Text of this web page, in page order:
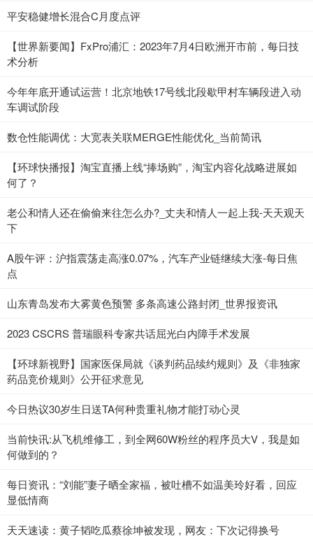
平安稳健增长混合C月度点评
【世界新要闻】FxPro浦汇：2023年7月4日欧洲开市前，每日技
术分析
今年年底开通试运营！北京地铁17号线北段歇甲村车辆段进入动
车调试阶段
数仓性能调优：大宽表关联MERGE性能优化_当前简讯
【环球快播报】淘宝直播上线“捧场购”，淘宝内容化战略进展如
何了？
老公和情人还在偷偷来往怎么办?_丈夫和情人一起上我-天天观天
下
A股午评：沪指震荡走高涨0.07%，汽车产业链继续大涨-每日焦
点
山东青岛发布大雾黄色预警 多条高速公路封闭_世界报资讯
2023 CSCRS 普瑞眼科专家共话屈光白内障手术发展
【环球新视野】国家医保局就《谈判药品续约规则》及《非独家
药品竞价规则》公开征求意见
今日热议30岁生日送TA何种贵重礼物才能打动心灵
当前快讯:从飞机维修工，到全网60W粉丝的程序员大V，我是如
何做到的？
每日资讯：“刘能”妻子晒全家福，被吐槽不如温美玲好看，回应
显低情商
天天速读：黄子韬吃瓜蔡徐坤被发现，网友：下次记得换号